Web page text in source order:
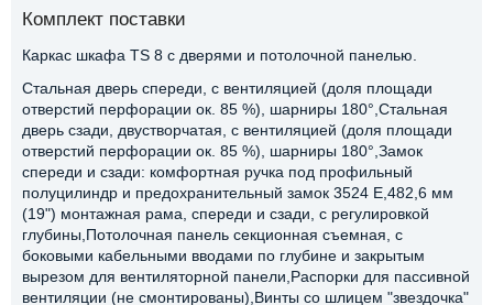
Комплект поставки
Каркас шкафа TS 8 с дверями и потолочной панелью.
Стальная дверь спереди, с вентиляцией (доля площади
отверстий перфорации ок. 85 %), шарниры 180°,Стальная
дверь сзади, двустворчатая, с вентиляцией (доля площади
отверстий перфорации ок. 85 %), шарниры 180°,Замок
спереди и сзади: комфортная ручка под профильный
полуцилиндр и предохранительный замок 3524 E,482,6 мм
(19") монтажная рама, спереди и сзади, с регулировкой
глубины,Потолочная панель секционная съемная, с
боковыми кабельными вводами по глубине и закрытым
вырезом для вентиляторной панели,Распорки для пассивной
вентиляции (не смонтированы),Винты со шлицем "звездочка"